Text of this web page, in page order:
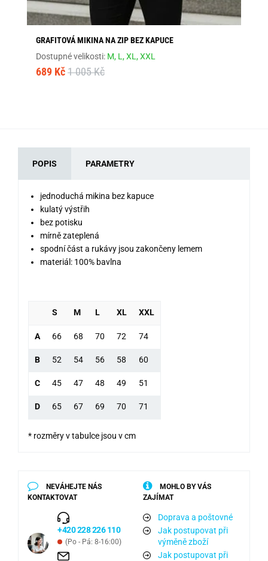
GRAFITOVÁ MIKINA NA ZIP BEZ KAPUCE
Dostupné velikosti: M, L,XL,XXL
689 Kč 1 005 Kč
POPIS PARAMETRY
jednoduchá mikina bez kapuce
kulatý výstřih
bez potisku
mírně zateplená
spodní část a rukávy jsou zakončeny lemem
materiál: 100% bavlna
S M L XL XXL
A 66 68 70 72 74
B 52 54 56 58 60
C 45 47 48 49 51
D 65 67 69 70 71
* rozměry v tabulce jsou v cm
NEVÁHEJTE NÁS
KONTAKTOVAT
+420 228 226 110
(Po - Pá: 8-16:00)
MOHLO BY VÁS
ZAJÍMAT
Doprava a poštovné
Jak postupovat při
výměně zboží
Jak postupovat při